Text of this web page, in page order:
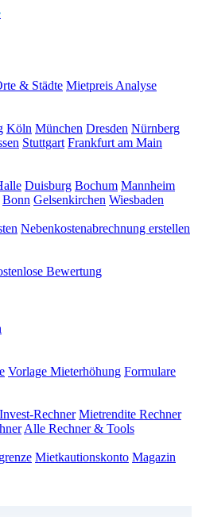
& Städte Mietpreis Analyse
Köln München Dresden Nürnberg
Stuttgart Frankfurt am Main
Duisburg Bochum Mannheim
Bonn Gelsenkirchen Wiesbaden
Nebenkostenabrechnung erstellen
Bewertung
Vorlage Mieterhöhung Formulare
Invest-Rechner Mietrendite Rechner
Alle Rechner & Tools
Mietkautionskonto Magazin